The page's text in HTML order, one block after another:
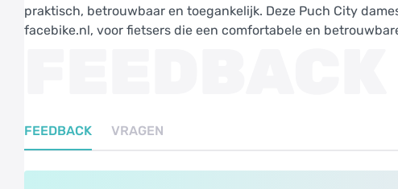
praktisch, betrouwbaar en toegankelijk. Deze Puch City
facebike.nl, voor fietsers die een comfortabele en
FEEDBACK VRAGEN